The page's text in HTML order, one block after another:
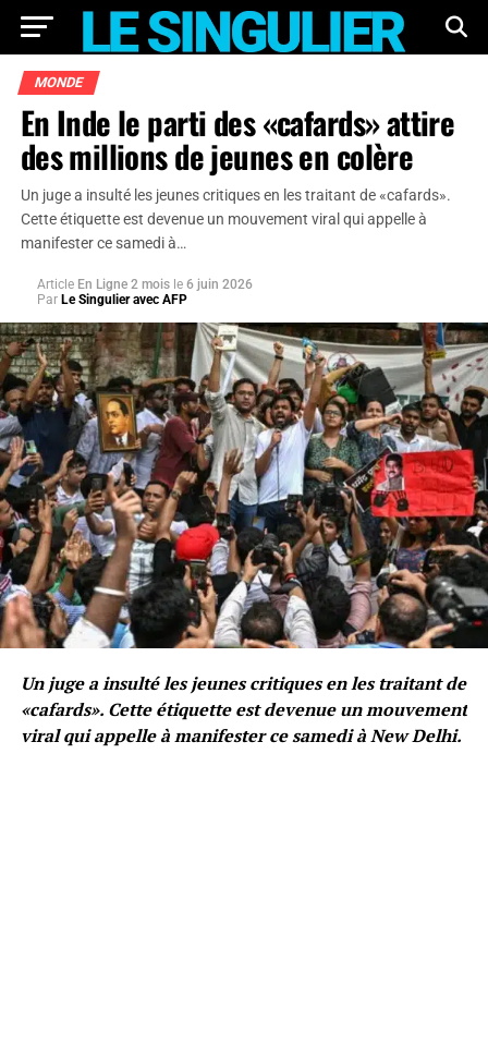
MONDE
En Inde le parti des «cafards» attire
des millions de jeunes en colère
Un juge a insulté les jeunes critiques en les traitant de «cafards».
Cette étiquette est devenue un mouvement viral qui appelle à
manifester ce samedi à…
Article En Ligne 2 mois le 6 juin 2026
Par Le Singulier avec AFP
Un juge a insulté les jeunes critiques en les traitant de
«cafards». Cette étiquette est devenue un mouvement
viral qui appelle à manifester ce samedi à New Delhi.